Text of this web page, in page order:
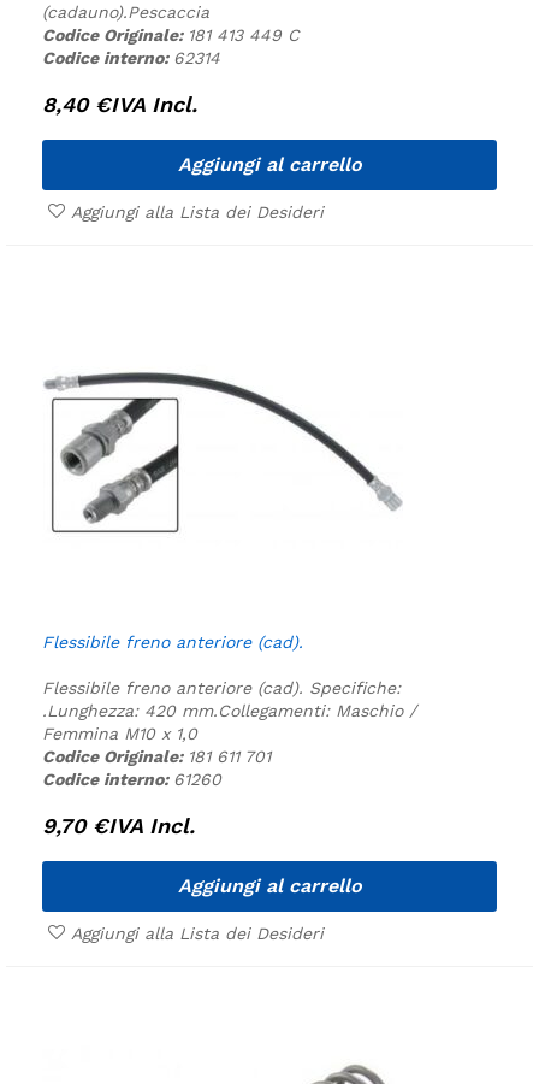
(cadauno).Pescaccia
Codice Originale: 181 413 449 C
Codice interno: 62314
8,40 €IVA Incl.
Aggiungi al carrello
Aggiungi alla Lista dei Desideri
Flessibile freno anteriore (cad).
Flessibile freno anteriore (cad). Specifiche:
.Lunghezza: 420 mm.Collegamenti: Maschio /
Femmina M10 x 1,0
Codice Originale: 181 611 701
Codice interno: 61260
9,70 €IVA Incl.
Aggiungi al carrello
Aggiungi alla Lista dei Desideri